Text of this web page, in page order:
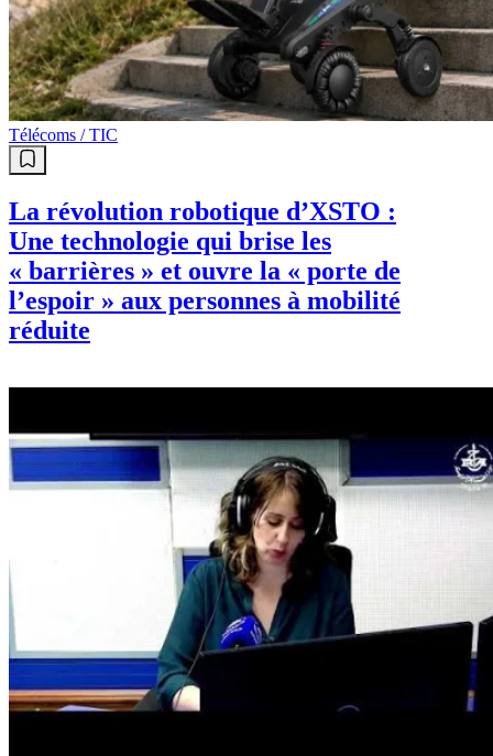
Télécoms / TIC
La révolution robotique d’XSTO :
Une technologie qui brise les
« barrières » et ouvre la « porte de
l’espoir » aux personnes à mobilité
réduite